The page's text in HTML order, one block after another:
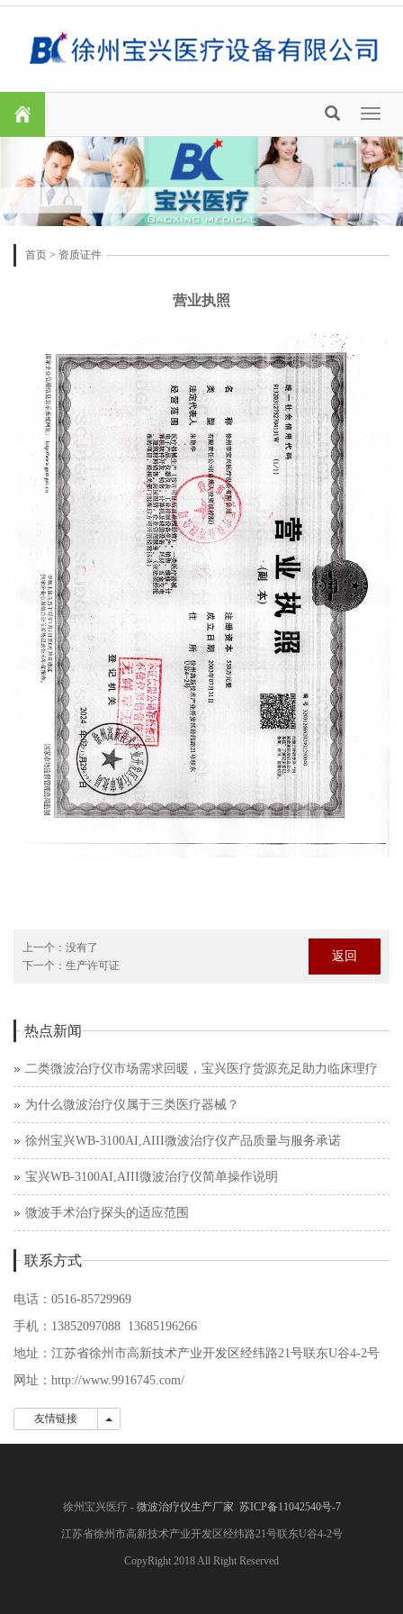
首页 > 资质证件
营业执照
上一个： 没有了
下一个： 生产许可证
返回
热点新闻
二类微波治疗仪市场需求回暖，宝兴医疗货源充足助力临床理疗
为什么微波治疗仪属于三类医疗器械？
徐州宝兴WB-3100AI,AIII微波治疗仪产品质量与服务承诺
宝兴WB-3100AI,AIII微波治疗仪简单操作说明
微波手术治疗探头的适应范围
联系方式
电话：0516-85729969
手机：13852097088 13685196266
地址：江苏省徐州市高新技术产业开发区经纬路21号联东U谷4-2号
网址：http://www.9916745.com/
友情链接 友情链接
徐州宝兴医疗 - 微波治疗仪生产厂家 苏ICP备11042540号-7
江苏省徐州市高新技术产业开发区经纬路21号联东U谷4-2号
CopyRight 2018 All Right Reserved